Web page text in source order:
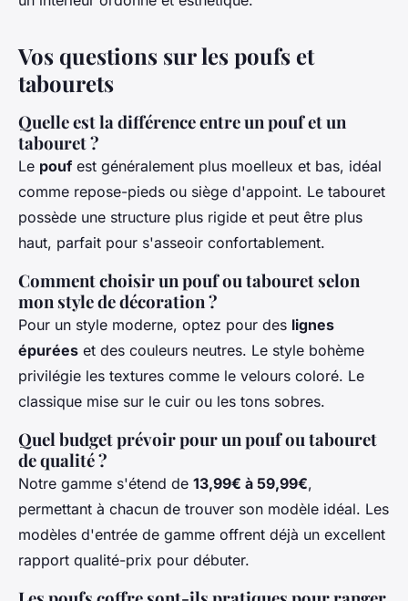
Vos questions sur les poufs et
tabourets
Quelle est la différence entre un pouf et un
tabouret ?
Le pouf est généralement plus moelleux et bas, idéal
comme repose-pieds ou siège d'appoint. Le tabouret
possède une structure plus rigide et peut être plus
haut, parfait pour s'asseoir confortablement.
Comment choisir un pouf ou tabouret selon
mon style de décoration ?
Pour un style moderne, optez pour des lignes
épurées et des couleurs neutres. Le style bohème
privilégie les textures comme le velours coloré. Le
classique mise sur le cuir ou les tons sobres.
Quel budget prévoir pour un pouf ou tabouret
de qualité ?
Notre gamme s'étend de 13,99€ à 59,99€,
permettant à chacun de trouver son modèle idéal. Les
modèles d'entrée de gamme offrent déjà un excellent
rapport qualité-prix pour débuter.